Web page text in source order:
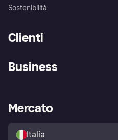
Sostenibilità
Clienti
Esplora i negozi
Politica di protezione
dell'acquirente Klarna
Business
Accesso aziende
Mercato
Italia